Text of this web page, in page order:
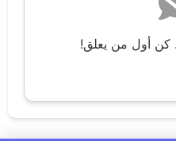
كن أول من يعلق!